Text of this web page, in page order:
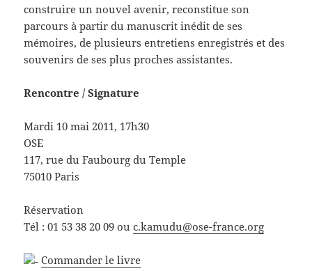
construire un nouvel avenir, reconstitue son
parcours à partir du manuscrit inédit de ses
mémoires, de plusieurs entretiens enregistrés et des
souvenirs de ses plus proches assistantes.
Rencontre / Signature
Mardi 10 mai 2011, 17h30
OSE
117, rue du Faubourg du Temple
75010 Paris
Réservation
Tél : 01 53 38 20 09 ouc.kamudu@ose-france.org
Commander le livre